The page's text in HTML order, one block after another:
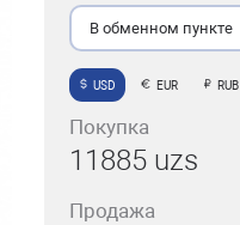
В обменном пункте
USD EUR RUB
Покупка
11885 uzs
Продажа